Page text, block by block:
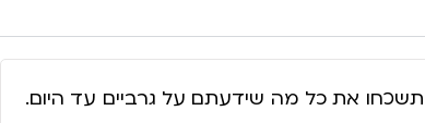
תשכחו את כל מה שידעתם על גרביים עד היום.